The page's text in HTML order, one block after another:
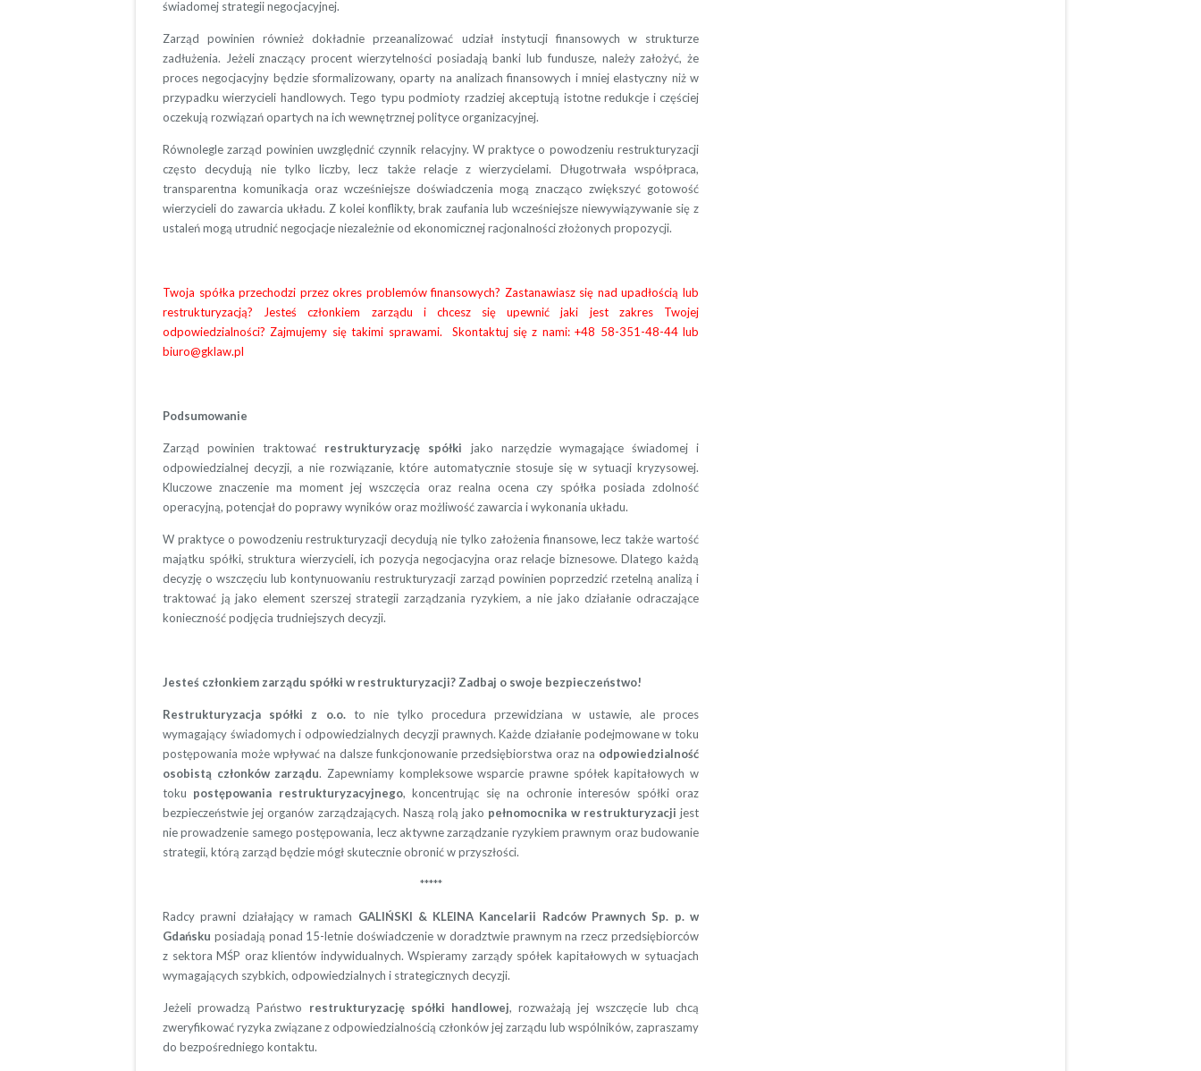
świadomej strategii negocjacyjnej.
Zarząd powinien również dokładnie przeanalizować udział instytucji finansowych w strukturze
zadłużenia. Jeżeli znaczący procent wierzytelności posiadają banki lub fundusze, należy założyć, że
proces negocjacyjny będzie sformalizowany, oparty na analizach finansowych i mniej elastyczny niż w
przypadku wierzycieli handlowych. Tego typu podmioty rzadziej akceptują istotne redukcje i częściej
oczekują rozwiązań opartych na ich wewnętrznej polityce organizacyjnej.
Równolegle zarząd powinien uwzględnić czynnik relacyjny. W praktyce o powodzeniu restrukturyzacji
często decydują nie tylko liczby, lecz także relacje z wierzycielami. Długotrwała współpraca,
transparentna komunikacja oraz wcześniejsze doświadczenia mogą znacząco zwiększyć gotowość
wierzycieli do zawarcia układu. Z kolei konflikty, brak zaufania lub wcześniejsze niewywiązywanie się z
ustaleń mogą utrudnić negocjacje niezależnie od ekonomicznej racjonalności złożonych propozycji.
Twoja spółka przechodzi przez okres problemów finansowych? Zastanawiasz się nad upadłością lub
restrukturyzacją? Jesteś członkiem zarządu i chcesz się upewnić jaki jest zakres Twojej
odpowiedzialności? Zajmujemy się takimi sprawami. Skontaktuj się z nami: +48 58-351-48-44 lub
biuro@gklaw.pl
Podsumowanie
Zarząd powinien traktować restrukturyzację spółki jako narzędzie wymagające świadomej i
odpowiedzialnej decyzji, a nie rozwiązanie, które automatycznie stosuje się w sytuacji kryzysowej.
Kluczowe znaczenie ma moment jej wszczęcia oraz realna ocena czy spółka posiada zdolność
operacyjną, potencjał do poprawy wyników oraz możliwość zawarcia i wykonania układu.
W praktyce o powodzeniu restrukturyzacji decydują nie tylko założenia finansowe, lecz także wartość
majątku spółki, struktura wierzycieli, ich pozycja negocjacyjna oraz relacje biznesowe. Dlatego każdą
decyzję o wszczęciu lub kontynuowaniu restrukturyzacji zarząd powinien poprzedzić rzetelną analizą i
traktować ją jako element szerszej strategii zarządzania ryzykiem, a nie jako działanie odraczające
konieczność podjęcia trudniejszych decyzji.
Jesteś członkiem zarządu spółki w restrukturyzacji? Zadbaj o swoje bezpieczeństwo!
Restrukturyzacja spółki z o.o.to nie tylko procedura przewidziana w ustawie, ale proces
wymagający świadomych i odpowiedzialnych decyzji prawnych. Każde działanie podejmowane w toku
postępowania może wpływać na dalsze funkcjonowanie przedsiębiorstwa oraz na odpowiedzialność
osobistą członków zarządu. Zapewniamy kompleksowe wsparcie prawne spółek kapitałowych w
toku postępowania restrukturyzacyjnego, koncentrując się na ochronie interesów spółki oraz
bezpieczeństwie jej organów zarządzających. Naszą rolą jako pełnomocnika w restrukturyzacji jest
nie prowadzenie samego postępowania, lecz aktywne zarządzanie ryzykiem prawnym oraz budowanie
strategii, którą zarząd będzie mógł skutecznie obronić w przyszłości.
*****
Radcy prawni działający w ramach GALIŃSKI & KLEINA Kancelarii Radców Prawnych Sp. p. w
Gdańsku posiadają ponad 15-letnie doświadczenie w doradztwie prawnym na rzecz przedsiębiorców
z sektora MŚP oraz klientów indywidualnych. Wspieramy zarządy spółek kapitałowych w sytuacjach
wymagających szybkich, odpowiedzialnych i strategicznych decyzji.
Jeżeli prowadzą Państwo restrukturyzację spółki handlowej, rozważają jej wszczęcie lub chcą
zweryfikować ryzyka związane z odpowiedzialnością członków jej zarządu lub wspólników, zapraszamy
do bezpośredniego kontaktu.